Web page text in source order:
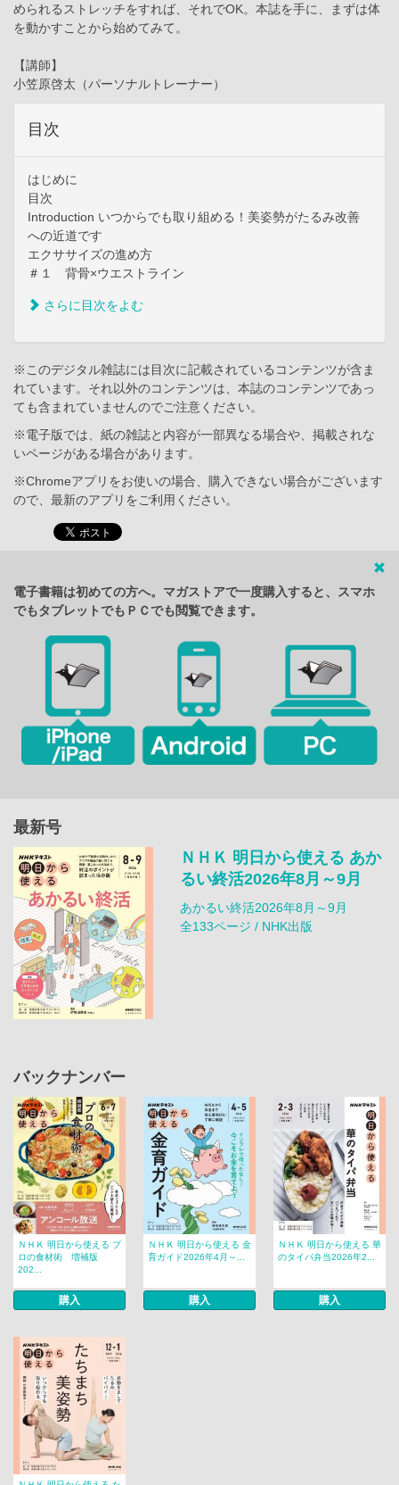
められるストレッチをすれば、それでOK。本誌を手に、まずは体
を動かすことから始めてみて。
【講師】
小笠原啓太（パーソナルトレーナー）
目次
はじめに
目次
Introduction いつからでも取り組める！美姿勢がたるみ改善
への近道です
エクササイズの進め方
＃１ 背骨×ウエストライン
さらに目次をよむ
※このデジタル雑誌には目次に記載されているコンテンツが含ま
れています。それ以外のコンテンツは、本誌のコンテンツであっ
ても含まれていませんのでご注意ください。
※電子版では、紙の雑誌と内容が一部異なる場合や、掲載されな
いページがある場合があります。
※Chromeアプリをお使いの場合、購入できない場合がございます
ので、最新のアプリをご利用ください。
電子書籍は初めての方へ。マガストアで一度購入すると、スマホ
でもタブレットでもＰＣでも閲覧できます。
最新号
ＮＨＫ 明日から使える あか
るい終活2026年8月～9月
あかるい終活2026年8月～9月
全133ページ / NHK出版
バックナンバー
ＮＨＫ 明日から使える プ
ロの食材術 増補版
202...
購入
ＮＨＫ 明日から使える 金
育ガイド2026年4月～...
購入
ＮＨＫ 明日から使える 華
のタイパ弁当2026年2...
購入